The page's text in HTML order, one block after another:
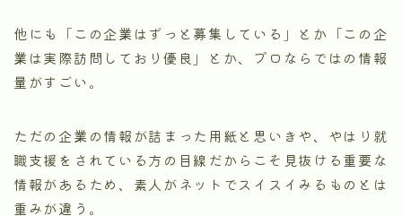
他にも「この企業はずっと募集している」とか「この企
業は実際訪問しており優良」とか、プロならではの情報
量がすごい。
ただの企業の情報が詰まった用紙と思いきや、やはり就
職支援をされている方の目線だからこそ見抜ける重要な
情報があるため、素人がネットでスイスイみるものとは
重みが違う。